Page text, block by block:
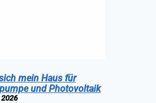
mein Haus für
und Photovoltaik